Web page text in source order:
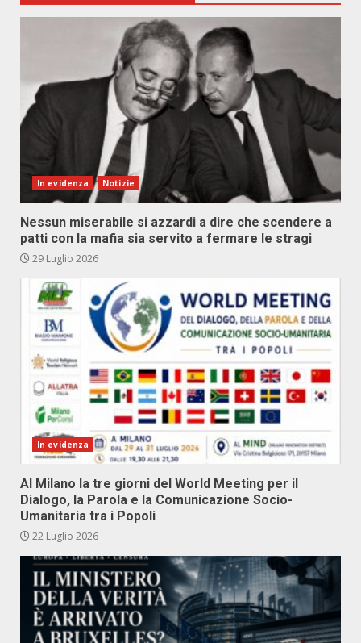
In evidenza Notizie
Nessun miserabile si azzardi a dire che scendere a
patti con la mafia sia servito a fermare le stragi
29 Luglio 2026
In evidenza
Al Milano la tre giorni del World Meeting per il
Dialogo, la Parola e la Comunicazione Socio-
Umanitaria tra i Popoli
22 Luglio 2026